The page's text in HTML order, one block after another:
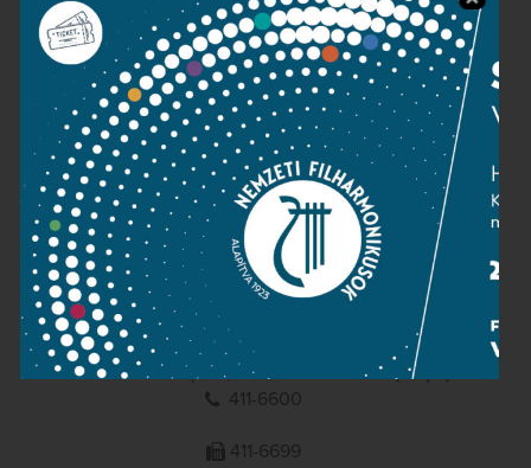
Sajtószoba
Adatvédelem
Impresszum
NEMZETI
FILHARMONIKUSOK
1095 Budapest, Komor Marcell u. 1. (Müpa)
411-6600
411-6699